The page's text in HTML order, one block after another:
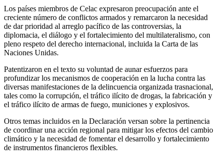
Los países miembros de Celac expresaron preocupación ante el
creciente número de conflictos armados y remarcaron la necesidad
de dar prioridad al arreglo pacífico de las controversias, la
diplomacia, el diálogo y el fortalecimiento del multilateralismo, con
pleno respeto del derecho internacional, incluida la Carta de las
Naciones Unidas.
Patentizaron en el texto su voluntad de aunar esfuerzos para
profundizar los mecanismos de cooperación en la lucha contra las
diversas manifestaciones de la delincuencia organizada trasnacional,
tales como la corrupción, el tráfico ilícito de drogas, la fabricación y
el tráfico ilícito de armas de fuego, municiones y explosivos.
Otros temas incluidos en la Declaración versan sobre la pertinencia
de coordinar una acción regional para mitigar los efectos del cambio
climático y la necesidad de fomentar el desarrollo y fortalecimiento
de instrumentos financieros flexibles.